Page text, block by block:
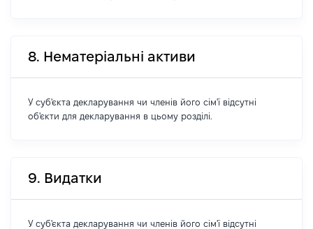
8. Нематеріальні активи
У суб'єкта декларування чи членів його сім'ї відсутні
об'єкти для декларування в цьому розділі.
9. Видатки
У суб'єкта декларування чи членів його сім'ї відсутні